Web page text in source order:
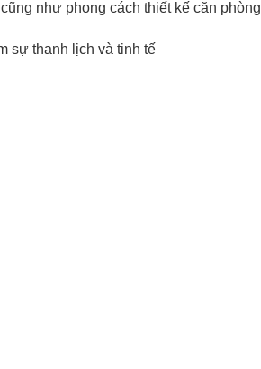
như phong cách thiết kế căn phòng
sự thanh lịch và tinh tế